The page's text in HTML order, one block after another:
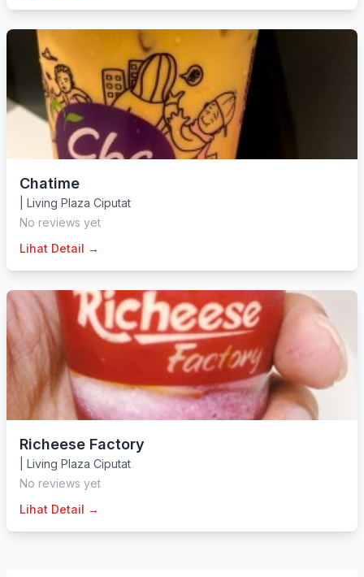
Chatime
Living Plaza Ciputat
No reviews yet
Lihat Detail →
Richeese Factory
Living Plaza Ciputat
No reviews yet
Lihat Detail →